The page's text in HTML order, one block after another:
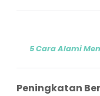
5 Cara Alami
Peningkatan